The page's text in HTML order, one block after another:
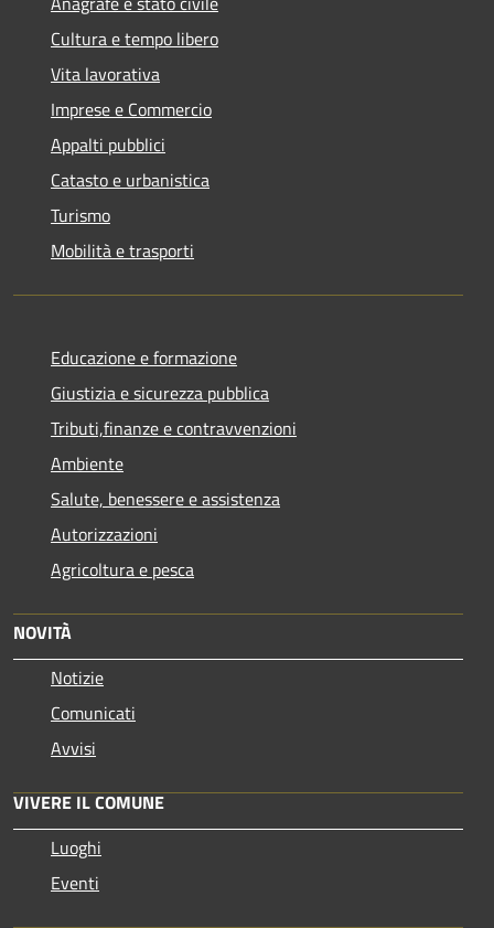
Cultura e tempo libero
Vita lavorativa
Imprese e Commercio
Appalti pubblici
Catasto e urbanistica
Turismo
Mobilità e trasporti
Educazione e formazione
Giustizia e sicurezza pubblica
Tributi,finanze e contravvenzioni
Ambiente
Salute, benessere e assistenza
Autorizzazioni
Agricoltura e pesca
NOVITÀ
Notizie
Comunicati
Avvisi
VIVERE IL COMUNE
Luoghi
Eventi